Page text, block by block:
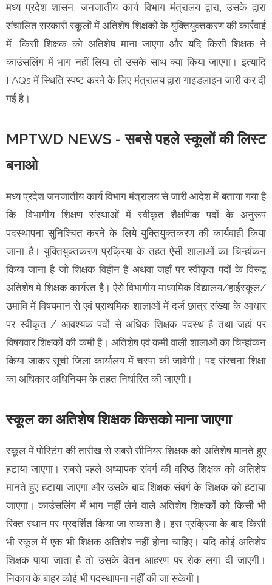
मध्य प्रदेश शासन, जनजातीय कार्य विभाग मंत्रालय द्वारा, उसके द्वारा
संचालित सरकारी स्कूलों में अतिशेष शिक्षकों के युक्तियुक्तकरण की कार्रवाई
में, किसी शिक्षक को अतिशेष माना जाएगा और यदि किसी शिक्षक ने
काउंसलिंग में भाग नहीं लिया तो उसके साथ क्या किया जाएगा। इत्यादि
FAQs में स्थिति स्पष्ट करने के लिए मंत्रालय द्वारा गाइडलाइन जारी कर दी
गई है।
MPTWD NEWS - सबसे पहले स्कूलों की लिस्ट
बनाओ
मध्य प्रदेश जनजातीय कार्य विभाग मंत्रालय से जारी आदेश में बताया गया है
कि, विभागीय शिक्षण संस्थाओं में स्वीकृत शैक्षणिक पदों के अनुरूप
पदस्थापना सुनिश्चित करने के लिये युक्तियुक्तकरण की कार्यवाही किया
जाना है। युक्तियुक्तकरण प्रक्रिया के तहत ऐसी शालाओं का चिन्हांकन
किया जाना है जो शिक्षक विहीन है अथवा जहाँ पर स्वीकृत पदों के विरूद्व
अतिशेष मे शिक्षक कार्यरत है। ऐसे विभागीय माध्यमिक विद्यालय/हाईस्कूल/
उमावि में विषयमान से एवं प्राथमिक शालाओं में दर्ज छात्र संख्या के आधार
पर स्वीकृत / आवश्यक पदों से अधिक शिक्षक पदस्थ है तथा जहां पर
विषयवार शिक्षकों की कमी है। अतिशेष एवं कमी वाली शालाओं का चिन्हांकन
किया जाकर सूची जिला कार्यालय में चस्पा की जावेगी। पद संरचना शिक्षा
का अधिकार अधिनियम के तहत निर्धारित की जाएगी।
स्कूल का अतिशेष शिक्षक किसको माना जाएगा
स्कूल में पोस्टिंग की तारीख से सबसे सीनियर शिक्षक को अतिशेष मानते हुए
हटाया जाएगा। सबसे पहले अध्यापक संवर्ग की वरिष्ठ शिक्षक को अतिशेष
मानते हुए हटाया जाएगा और उसके बाद शिक्षक संवर्ग के शिक्षक को हटाया
जाएगा। काउंसलिंग में भाग नहीं लेने वाले अतिशेष शिक्षकों को किसी भी
रिक्त स्थान पर प्रदर्शित किया जा सकता है। इस प्रक्रिया के बाद किसी
भी स्कूल में एक भी शिक्षक अतिशेष नहीं होना चाहिए। यदि कोई अतिशेष
शिक्षक पाया जाता है तो उसके वेतन आहरण पर रोक लगा दी जाएगी।
निकाय के बाहर कोई भी पदस्थापना नहीं की जा सकेगी।